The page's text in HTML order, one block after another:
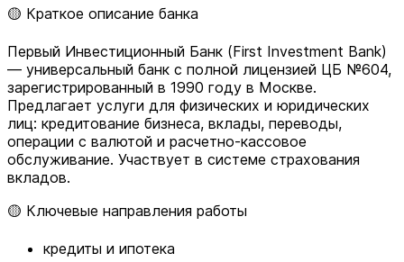
🟡 Краткое описание банка
Первый Инвестиционный Банк (First Investment Bank)
— универсальный банк с полной лицензией ЦБ №604,
зарегистрированный в 1990 году в Москве.
Предлагает услуги для физических и юридических
лиц: кредитование бизнеса, вклады, переводы,
операции с валютой и расчетно-кассовое
обслуживание. Участвует в системе страхования
вкладов.
🟡 Ключевые направления работы
кредиты и ипотека